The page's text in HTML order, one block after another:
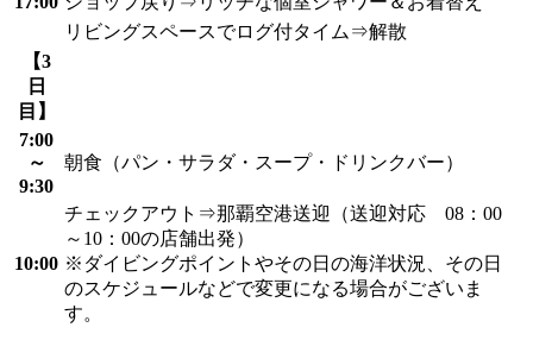
リビングスペースでログ付タイム⇒解散
【3
日
目】
7:00
～
9:30
朝食（パン・サラダ・スープ・ドリンクバー）
10:00
チェックアウト⇒那覇空港送迎（送迎対応 08：00
～10：00の店舗出発）
※ダイビングポイントやその日の海洋状況、その日
のスケジュールなどで変更になる場合がございま
す。